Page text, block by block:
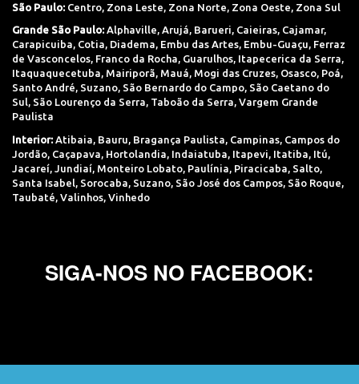
São Paulo: Centro, Zona Leste, Zona Norte, Zona Oeste, Zona Sul
Grande São Paulo: Alphaville, Arujá, Barueri, Caieiras, Cajamar,
Carapicuiba, Cotia, Diadema, Embu das Artes, Embu-Guaçu, Ferraz
de Vasconcelos, Franco da Rocha, Guarulhos, Itapecerica da Serra,
Itaquaquecetuba, Mairiporã, Mauá, Mogi das Cruzes, Osasco, Poá,
Santo André, Suzano, São Bernardo do Campo, São Caetano do
Sul, São Lourenço da Serra, Taboão da Serra, Vargem Grande
Paulista
Interior: Atibaia, Bauru, Bragança Paulista, Campinas, Campos do
Jordão, Caçapava, Hortolandia, Indaiatuba, Itapevi, Itatiba, Itú,
Jacareí, Jundiaí, Monteiro Lobato, Paulínia, Piracicaba, Salto,
Santa Isabel, Sorocaba, Suzano, São José dos Campos, São Roque,
Taubaté, Valinhos, Vinhedo
SIGA-NOS NO FACEBOOK: